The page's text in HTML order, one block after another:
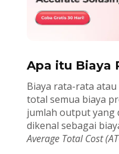
Apa itu Biaya
Biaya rata-rata atau
total semua biaya
jumlah output yang
dikenal sebagai
Average Total Cost